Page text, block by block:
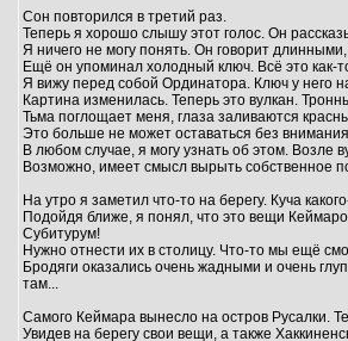
Сон повторился в третий раз.
Теперь я хорошо слышу этот голос. Он
Я ничего не могу понять. Он говорит
Ещё он упоминал холодный ключ. Всё это как-
Я вижу перед собой Ординатора. Ключ у него
Картина изменилась. Теперь это вулкан.
Тьма поглощает меня, глаза заливаются
Это больше не может оставаться без
В любом случае, я могу узнать об этом. Возле
Возможно, имеет смысл вырыть собственное
На утро я заметил что-то на берегу. Куча
Подойдя ближе, я понял, что это вещи
Субитурум!
Нужно отнести их в столицу. Что-то мы ещё
Бродяги оказались очень жадными и очень
там...
Самого Кеймара вынесло на остров Русалки.
Увидев на берегу свои вещи, а также